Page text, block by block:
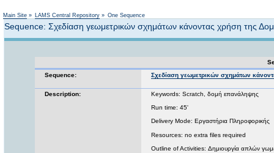
Main Site » LAMS Central Repository » One Sequence
Sequence: Σχεδίαση γεωμετρικών σχημάτων κάνοντας χρήση της
Sequence:
Σχεδίαση γεωμετρικών σχημάτων
Description: Keywords: Scratch, δομή επανάληψης
Run time: 45'
Delivery Mode: Εργαστήρια Πληροφορικής
Resources: no extra files required
Outline of Activities: Δημιουργία απλών